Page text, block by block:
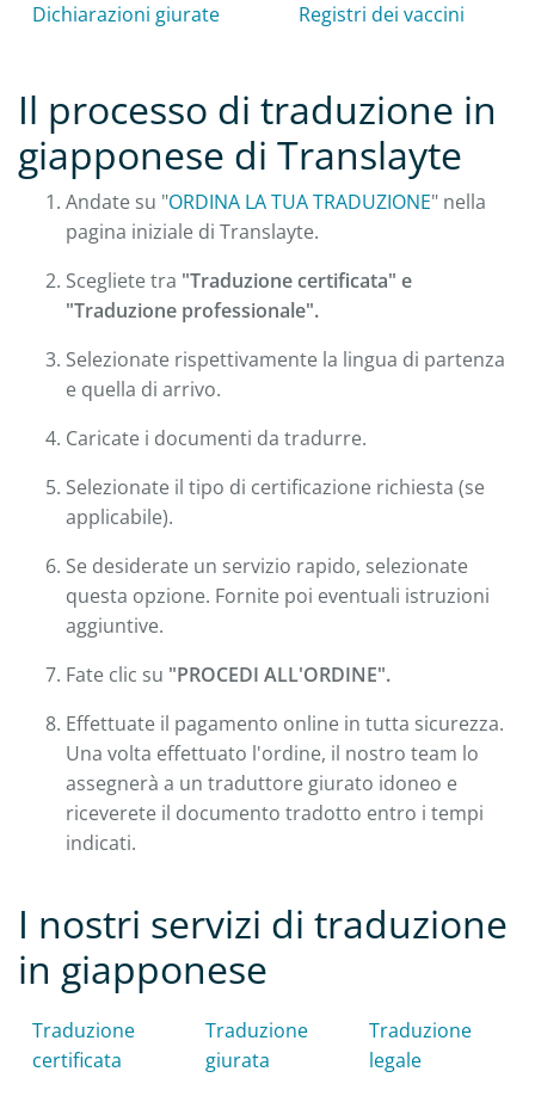
Dichiarazioni giurate Registri dei vaccini
Il processo di traduzione in
giapponese di Translayte
Andate su "ORDINA LA TUA TRADUZIONE" nella
pagina iniziale di Translayte.
Scegliete tra "Traduzione certificata" e
"Traduzione professionale".
Selezionate rispettivamente la lingua di partenza
e quella di arrivo.
Caricate i documenti da tradurre.
Selezionate il tipo di certificazione richiesta (se
applicabile).
Se desiderate un servizio rapido, selezionate
questa opzione. Fornite poi eventuali istruzioni
aggiuntive.
Fate clic su "PROCEDI ALL'ORDINE".
Effettuate il pagamento online in tutta sicurezza.
Una volta effettuato l'ordine, il nostro team lo
assegnerà a un traduttore giurato idoneo e
riceverete il documento tradotto entro i tempi
indicati.
I nostri servizi di traduzione
in giapponese
Traduzione
certificata
Traduzione
giurata
Traduzione
legale